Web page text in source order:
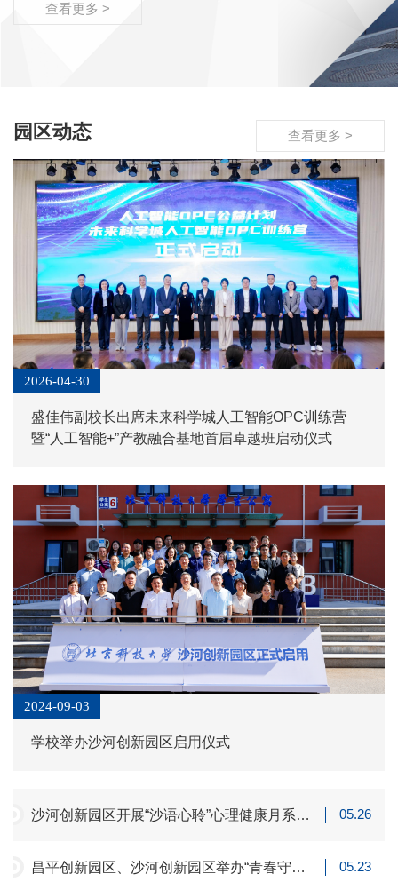
查看更多 >
查看更多 >
园区动态
2026-04-30
盛佳伟副校长出席未来科学城人工智能OPC训练营
暨“人工智能+”产教融合基地首届卓越班启动仪式
2024-09-03
学校举办沙河创新园区启用仪式
沙河创新园区开展“沙语心聆”心理健康月系列
05.26
昌平创新园区、沙河创新园区举办“青春守规
05.23